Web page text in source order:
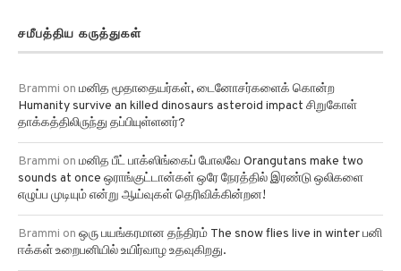
சமீபத்திய கருத்துகள்
Brammi on மனித மூதாதையர்கள், டைனோசர்களைக் கொன்ற
Humanity survive an killed dinosaurs asteroid impact சிறுகோள்
தாக்கத்திலிருந்து தப்பியுள்ளனர்?
Brammi on மனித பீட் பாக்ஸிங்கைப் போலவே Orangutans make two
sounds at once ஒராங்குட்டான்கள் ஒரே நேரத்தில் இரண்டு ஒலிகளை
எழுப்ப முடியும் என்று ஆய்வுகள் தெரிவிக்கின்றன!
Brammi on ஒரு பயங்கரமான தந்திரம் The snow flies live in winter பனி
ஈக்கள் உறைபனியில் உயிர்வாழ உதவுகிறது.